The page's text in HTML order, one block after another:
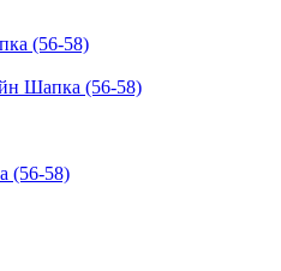
Шапка (56-58)
(56-58)